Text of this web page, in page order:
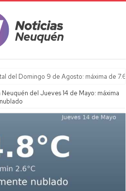
del Domingo 9 de Agosto: máxima de
09 de Agosto de 2026
Neuquén del Jueves 14 de Mayo: máxima